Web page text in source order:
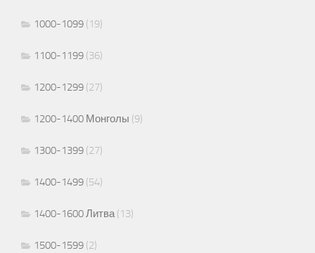
1000-1099 (19)
1100-1199 (36)
1200-1299 (27)
1200-1400 Монголы (9)
1300-1399 (27)
1400-1499 (54)
1400-1600 Литва(13)
1500-1599 (2)